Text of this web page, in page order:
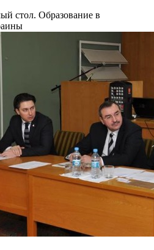
стол. Образование в